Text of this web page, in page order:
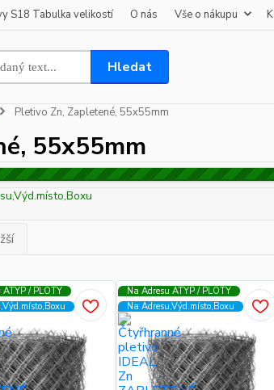
S18 Tabulka velikostí O nás Vše o nákupu
Hledat
Pletivo Zn, Zapletené, 55x55mm
55x55mm
ATYP / PLOTY
Na Adresu ATYP / PLOTY
Na Adresu,Výd.místo,Boxu